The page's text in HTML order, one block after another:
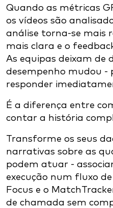
Quando as métricas
os vídeos são
análise torna-se mais
mais clara e o
As equipas deixam de
desempenho mudou -
responder
É a diferença entre
contar a história
Transforme os seus
narrativas sobre as
podem atuar -
execução num fluxo
Focus e o
de chamada sem